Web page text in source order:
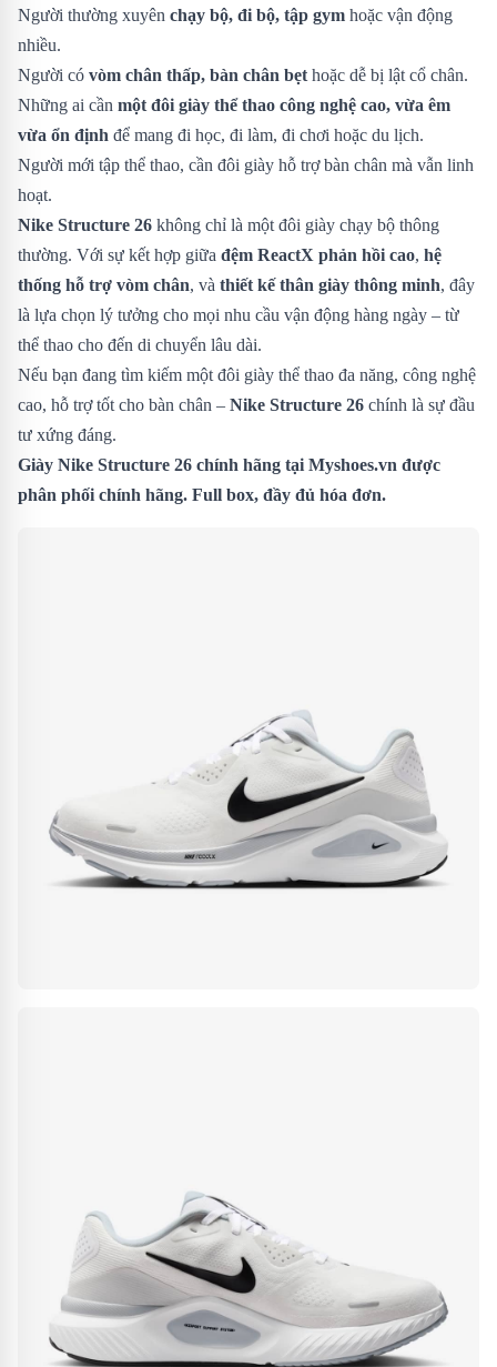
Người thường xuyên chạy bộ, đi bộ, tập gym hoặc vận động
nhiều.
Người có vòm chân thấp, bàn chân bẹt hoặc dễ bị lật cổ chân.
Những ai cần một đôi giày thể thao công nghệ cao, vừa êm
vừa ổn định để mang đi học, đi làm, đi chơi hoặc du lịch.
Người mới tập thể thao, cần đôi giày hỗ trợ bàn chân mà vẫn linh
hoạt.
Nike Structure 26 không chỉ là một đôi giày chạy bộ thông
thường. Với sự kết hợp giữa đệm ReactX phản hồi cao, hệ
thống hỗ trợ vòm chân, và thiết kế thân giày thông minh, đây
là lựa chọn lý tưởng cho mọi nhu cầu vận động hàng ngày – từ
thể thao cho đến di chuyển lâu dài.
Nếu bạn đang tìm kiếm một đôi giày thể thao đa năng, công nghệ
cao, hỗ trợ tốt cho bàn chân – Nike Structure 26 chính là sự đầu
tư xứng đáng.
Giày Nike Structure 26 chính hãng tại Myshoes.vn được
phân phối chính hãng. Full box, đầy đủ hóa đơn.